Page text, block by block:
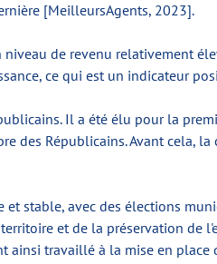
[MeilleursAgents, 2023].
de revenu relativement
ce qui est un indicateur
Il a été élu pour la
des Républicains. Avant cela,
stable, avec des élections
et de la préservation de
ainsi travaillé à la mise en